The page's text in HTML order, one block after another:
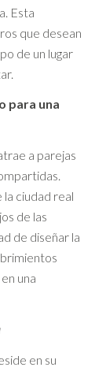
Esta
que desean
de un lugar
para una
a parejas
la ciudad real
de las
de diseñar la
una
en su